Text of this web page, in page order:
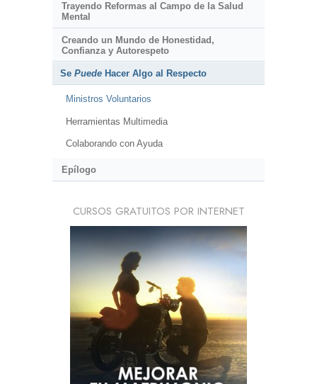
Trayendo Reformas al Campo de la Salud
Mental
Creando un Mundo de Honestidad,
Confianza y Autorespeto
Se Puede Hacer Algo al Respecto
Ministros Voluntarios
Herramientas Multimedia
Colaborando con Ayuda
Epílogo
CURSOS GRATUITOS POR INTERNET